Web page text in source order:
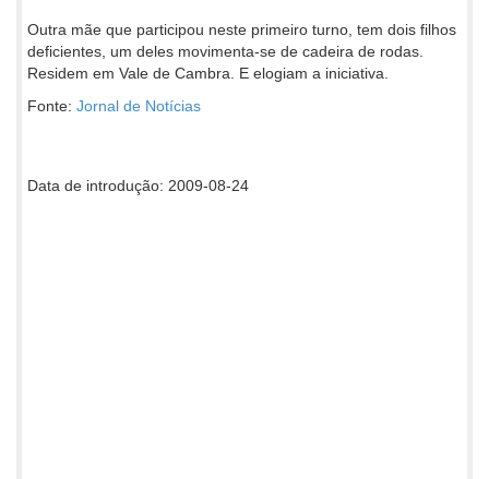
Outra mãe que participou neste primeiro turno, tem dois filhos
deficientes, um deles movimenta-se de cadeira de rodas.
Residem em Vale de Cambra. E elogiam a iniciativa.
Fonte: Jornal de Notícias
Data de introdução: 2009-08-24